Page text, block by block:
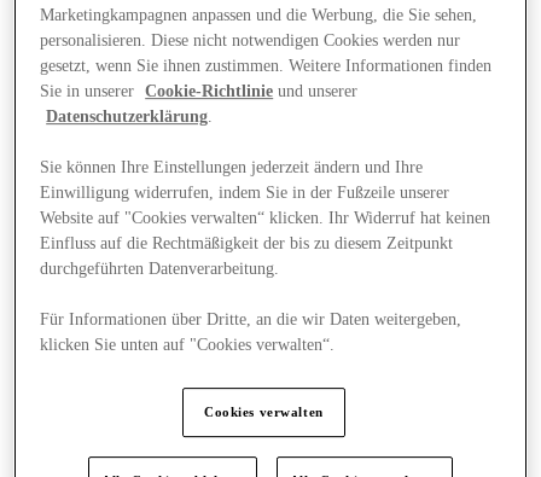
Angebote
Marketingkampagnen anpassen und die Werbung, die Sie sehen,
personalisieren. Diese nicht notwendigen Cookies werden nur
gesetzt, wenn Sie ihnen zustimmen. Weitere Informationen finden
Sie in unserer
Cookie-Richtlinie und unserer
Datenschutzerklärung
Sie können Ihre Einstellungen jederzeit ändern und Ihre
Einwilligung widerrufen, indem Sie in der Fußzeile unserer
Website auf "Cookies verwalten“ klicken. Ihr Widerruf hat keinen
Einfluss auf die Rechtmäßigkeit der bis zu diesem Zeitpunkt
durchgeführten Datenverarbeitung.
Für Informationen über Dritte, an die wir Daten weitergeben,
klicken Sie unten auf "Cookies verwalten“.
Cookies verwalten